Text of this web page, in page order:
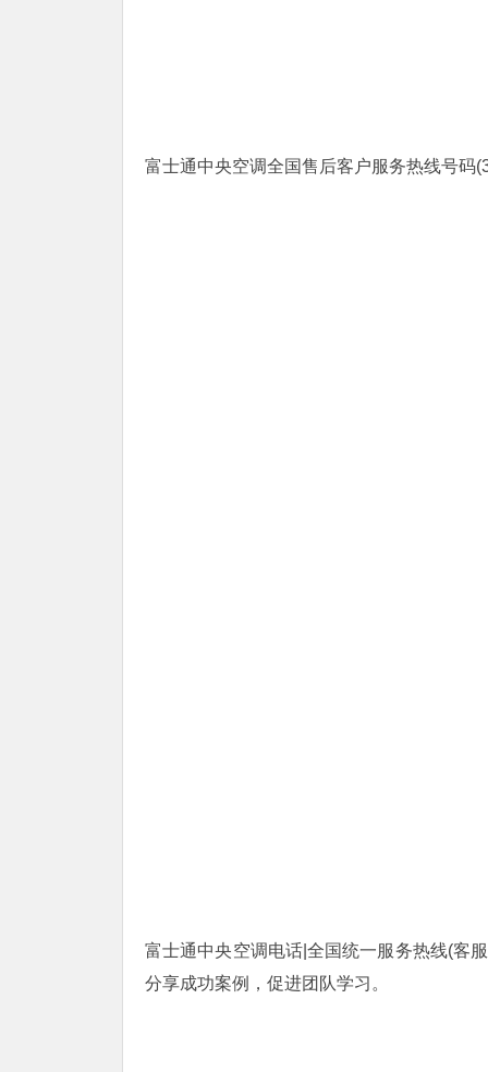
富士通中央空调全国售后客户服务热线号码
富士通中央空调电话|全国统一服务热线(客
分享成功案例，促进团队学习。